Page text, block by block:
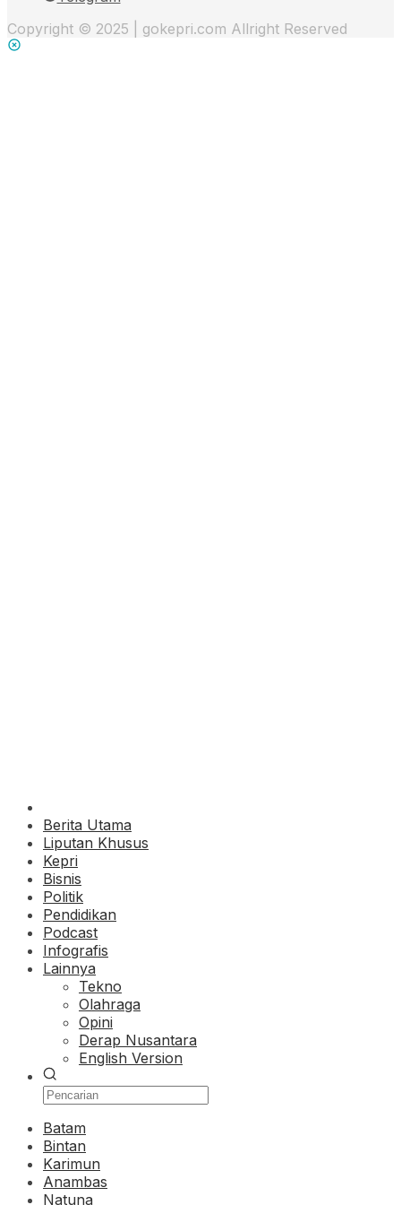
Copyright © 2025 | gokepri.com Allright Reserved
Berita Utama
Liputan Khusus
Kepri
Bisnis
Politik
Pendidikan
Podcast
Infografis
Lainnya
Tekno
Olahraga
Opini
Derap Nusantara
English Version
Batam
Bintan
Karimun
Anambas
Natuna